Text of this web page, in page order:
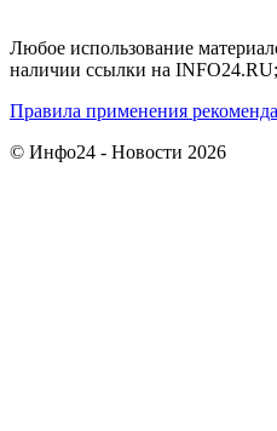
Любое использование
наличии ссылки на
Правила применения
© Инфо24 - Новости 2026